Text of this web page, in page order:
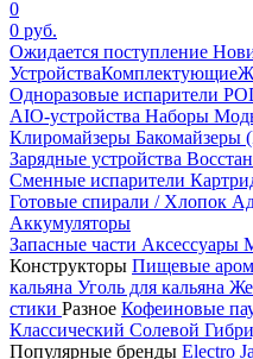
0
0 руб.
Ожидается поступление
УстройстваКомплектующие
Одноразовые испарители
AIO-устройства Наборы
Клиромайзеры Бакомайзеры
Зарядные устройства
Сменные испарители
Готовые спирали / Хлопок
Аккумуляторы
Запасные части Аксессуары
Конструкторы Пищевые
кальяна Уголь для кальяна
стики Разное Кофеиновые
Классический Солевой
Популярные бренды Electro